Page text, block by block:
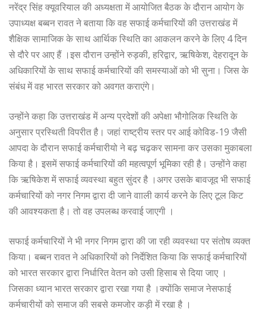
नरेंद्र सिंह क्यूवरियाल की अध्यक्षता में आयोजित बैठक के दौरान आयोग के
उपाध्यक्ष बब्बन रावत ने बताया कि वह सफाई कर्मचारियों की उत्तराखंड में
शैक्षिक सामाजिक के साथ आर्थिक स्थिति का आकलन करने के लिए 4 दिन
से दौरे पर आए हैं ।इस दौरान उन्होंने रुड़की, हरिद्वार, ऋषिकेश, देहरादून के
अधिकारियों के साथ सफाई कर्मचारियों की समस्याओं को भी सुना। जिस के
संबंध में वह भारत सरकार को अवगत कराएंगे।
उन्होंने कहा कि उत्तराखंड में अन्य प्रदेशों की अपेक्षा भौगोलिक स्थिति के
अनुसार प्रस्थिती विपरीत है। जहां राष्ट्रीय स्तर पर आई कोविड-19 जैसी
आपदा के दौरान सफाई कर्मचारीयो ने बढ़ चढ़कर सामना कर उसका मुकाबला
किया है। इसमें सफाई कर्मचारियों की महत्वपूर्ण भूमिका रही है। उन्होंने कहा
कि ऋषिकेश में सफाई व्यवस्था बहुत सुंदर है ।अगर उसके बावजूद भी सफाई
कर्मचारियों को नगर निगम द्वारा दी जाने वााली कार्य करने के लिए टूल किट
की आवश्यकता है। तो वह उपलब्ध करवाई जाएगी ।
सफाई कर्मचारियों ने भी नगर निगम द्वारा की जा रही व्यवस्था पर संतोष व्यक्त
किया। बब्बन रावत ने अधिकारियों को निर्देशित किया कि सफाई कर्मचारियों
को भारत सरकार द्वारा निर्धारित वेतन को उसी हिसाब से दिया जाए ।
जिसका ध्यान भारत सरकार द्वारा रखा गया है ।क्योंकि समाज नेसफाई
कर्मचारीयों को समाज की सबसे कमजोर कड़ी में रखा है ।